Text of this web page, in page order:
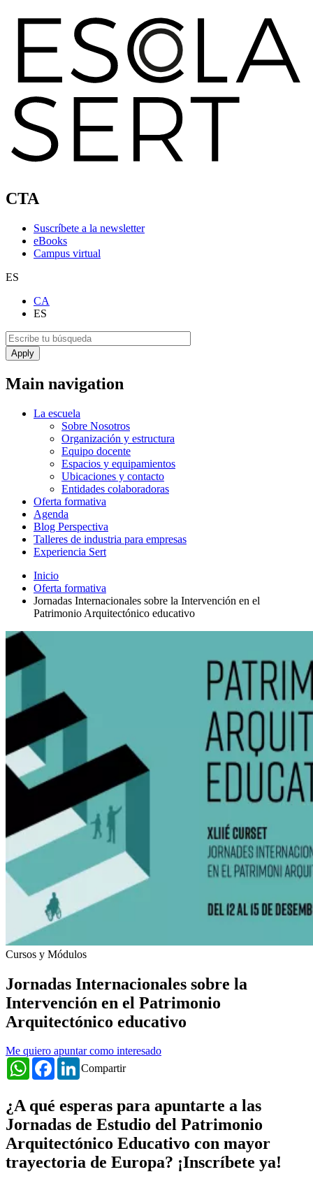
CTA
Suscríbete a la newsletter
eBooks
Campus virtual
ES
CA
ES
Main navigation
La escuela
Sobre Nosotros
Organización y estructura
Equipo docente
Espacios y equipamientos
Ubicaciones y contacto
Entidades colaboradoras
Oferta formativa
Agenda
Blog Perspectiva
Talleres de industria para empresas
Experiencia Sert
Inicio
Oferta formativa
Jornadas Internacionales sobre la Intervención en el
Patrimonio Arquitectónico educativo
Cursos y Módulos
Jornadas Internacionales sobre la
Intervención en el Patrimonio
Arquitectónico educativo
Me quiero apuntar como interesado
Compartir
WhatsAppFacebookLinkedIn
¿A qué esperas para apuntarte a las
Jornadas de Estudio del Patrimonio
Arquitectónico Educativo con mayor
trayectoria de Europa? ¡Inscríbete ya!